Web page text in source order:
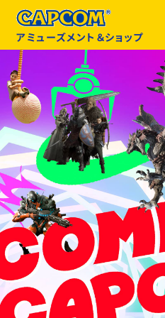
アミューズメント＆ショップ